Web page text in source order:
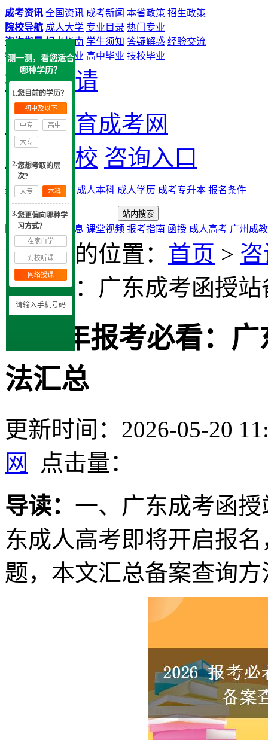
成考资讯 全国资讯 成考新闻 本省政策 招生政策
院校导航 成人大学 专业目录 热门专业
咨询指导 报考指南 学生须知 答疑解惑 经验交流
学历提升 中专毕业 高中毕业 技校毕业
提交申请
大牛教育成考网
成考院校 咨询入口
热搜： 广州成考 成人本科 成人学历 成考专升本 报名条件
网站首页 实用信息 课堂视频 报考指南 函授 成人高考 广州成教
您现在的位置： 首页 >
考必看：广东成考函授
2026年报考必看：
法汇总
更新时间：2026-05-20
网
点击量：
导读： 一、广东成考函
东成人高考即将开启报
题，本文汇总备案查询
测一测，看您适合
哪种学历？
1.您目前的学历？
初中及以下
中专 高中
大专
2.您想考取的层
次?
大专 本科
3.您更偏向哪种学
习方式？
在家自学
到校听课
网络授课